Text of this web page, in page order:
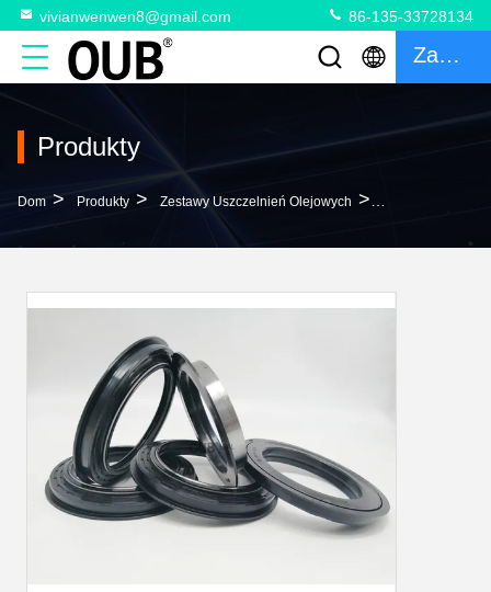
vivianwenwen8@gmail.com 86-135-33728134
Zacytować
Produkty
Dom > Produkty > Zestawy Uszczelnień Olejowych >